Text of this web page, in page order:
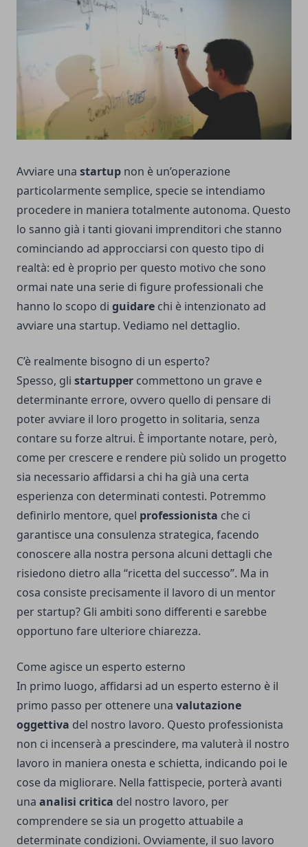
Avviare una startup non è un’operazione
particolarmente semplice, specie se intendiamo
procedere in maniera totalmente autonoma. Questo
lo sanno già i tanti giovani imprenditori che stanno
cominciando ad approcciarsi con questo tipo di
realtà: ed è proprio per questo motivo che sono
ormai nate una serie di figure professionali che
hanno lo scopo di guidare chi è intenzionato ad
avviare una startup. Vediamo nel dettaglio.
C’è realmente bisogno di un esperto?
Spesso, gli startupper commettono un grave e
determinante errore, ovvero quello di pensare di
poter avviare il loro progetto in solitaria, senza
contare su forze altrui. È importante notare, però,
come per crescere e rendere più solido un progetto
sia necessario affidarsi a chi ha già una certa
esperienza con determinati contesti. Potremmo
definirlo mentore, quel professionista che ci
garantisce una consulenza strategica, facendo
conoscere alla nostra persona alcuni dettagli che
risiedono dietro alla “ricetta del successo”. Ma in
cosa consiste precisamente il lavoro di un mentor
per startup? Gli ambiti sono differenti e sarebbe
opportuno fare ulteriore chiarezza.
Come agisce un esperto esterno
In primo luogo, affidarsi ad un esperto esterno è il
primo passo per ottenere una valutazione
oggettiva del nostro lavoro. Questo professionista
non ci incenserà a prescindere, ma valuterà il nostro
lavoro in maniera onesta e schietta, indicando poi le
cose da migliorare. Nella fattispecie, porterà avanti
una analisi critica del nostro lavoro, per
comprendere se sia un progetto attuabile a
determinate condizioni. Ovviamente, il suo lavoro